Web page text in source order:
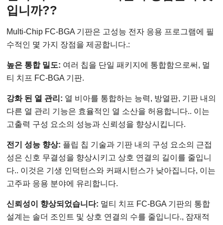
입니까??
Multi-Chip FC-BGA 기판은 고성능 전자 응용 프로그램에 필
수적인 몇 가지 장점을 제공합니다.:
높은 통합 밀도: 여러 칩을 단일 패키지에 통합함으로써, 멀
티 치프 FC-BGA 기판.
강화 된 열 관리: 열 비아를 통합하는 능력, 방열판, 기판 내의
다른 열 관리 기능은 효율적인 열 소산을 허용합니다.. 이는
고출력 구성 요소의 성능과 신뢰성을 향상시킵니다.
전기 성능 향상: 플립 칩 기술과 기판 내의 구성 요소의 근접
성은 신호 무결성을 향상시키고 상호 연결의 길이를 줄입니
다.. 이것은 기생 인덕턴스와 커패시턴스가 낮아집니다, 이는
고주파 응용 분야에 유리합니다.
신뢰성이 향상되었습니다: 멀티 치프 FC-BGA 기판의 통합
설계는 솔더 조인트 및 상호 연결의 수를 줄입니다., 잠재적